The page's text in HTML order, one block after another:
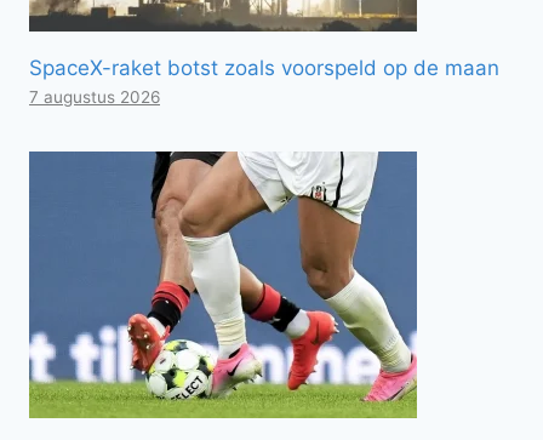
SpaceX-raket botst zoals voorspeld op de maan
7 augustus 2026